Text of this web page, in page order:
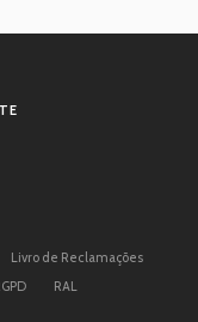
Livro de Reclamações
RAL